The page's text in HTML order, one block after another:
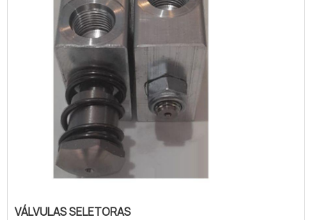
VÁLVULAS SELETORAS